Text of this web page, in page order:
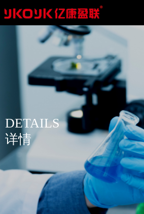
DETAILS
详情